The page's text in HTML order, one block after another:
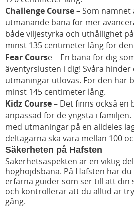
Challenge Course– Som
utmanande bana för mer
både viljestyrka och uthållighet
minst 135 centimeter lång för
Fear Course – En bana för dig
äventyrslusten i dig! Svåra
utmaningar utlovas. För den här
minst 145 centimeter lång.
Kidz Course– Det finns också en
anpassad för de yngsta i
med utmaningar på en alldeles
deltagarna ska vara mellan 100
Säkerheten på Hafsten
Säkerhetsaspekten är en viktig
höghöjdsbana. På Hafsten har
erfarna guider som ser till att din
och kontrollerar att du alltid är
gång.